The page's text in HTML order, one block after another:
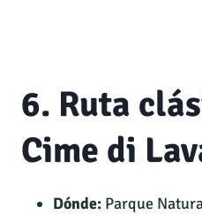
6. Ruta
Cime di
Dónde: Parque